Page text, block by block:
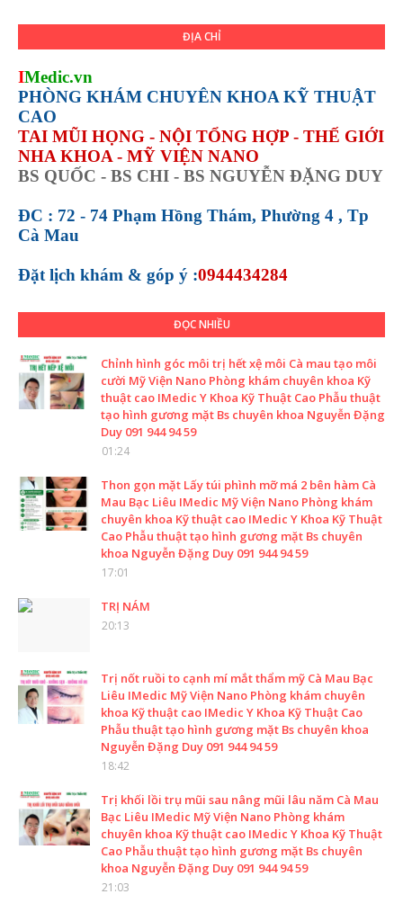
ĐỊA CHỈ
IMedic.vn
PHÒNG KHÁM CHUYÊN KHOA KỸ THUẬT
CAO
TAI MŨI HỌNG - NỘI TỔNG HỢP - THẾ GIỚI
NHA KHOA - MỸ VIỆN NANO
BS QUỐC - BS CHI - BS NGUYỄN ĐẶNG DUY
ĐC : 72 - 74 Phạm Hồng Thám, Phường 4 , Tp
Cà Mau
Đặt lịch khám & góp ý :0944434284
ĐỌC NHIỀU
Chỉnh hình góc môi trị hết xệ môi Cà mau tạo môi
cười Mỹ Viện Nano Phòng khám chuyên khoa Kỹ
thuật cao IMedic Y Khoa Kỹ Thuật Cao Phẫu thuật
tạo hình gương mặt Bs chuyên khoa Nguyễn Đặng
Duy 091 944 94 59
01:24
Thon gọn mặt Lấy túi phình mỡ má 2 bên hàm Cà
Mau Bạc Liêu IMedic Mỹ Viện Nano Phòng khám
chuyên khoa Kỹ thuật cao IMedic Y Khoa Kỹ Thuật
Cao Phẫu thuật tạo hình gương mặt Bs chuyên
khoa Nguyễn Đặng Duy 091 944 94 59
17:01
TRỊ NÁM
20:13
Trị nốt ruồi to cạnh mí mắt thẩm mỹ Cà Mau Bạc
Liêu IMedic Mỹ Viện Nano Phòng khám chuyên
khoa Kỹ thuật cao IMedic Y Khoa Kỹ Thuật Cao
Phẫu thuật tạo hình gương mặt Bs chuyên khoa
Nguyễn Đặng Duy 091 944 94 59
18:42
Trị khối lồi trụ mũi sau nâng mũi lâu năm Cà Mau
Bạc Liêu IMedic Mỹ Viện Nano Phòng khám
chuyên khoa Kỹ thuật cao IMedic Y Khoa Kỹ Thuật
Cao Phẫu thuật tạo hình gương mặt Bs chuyên
khoa Nguyễn Đặng Duy 091 944 94 59
21:03